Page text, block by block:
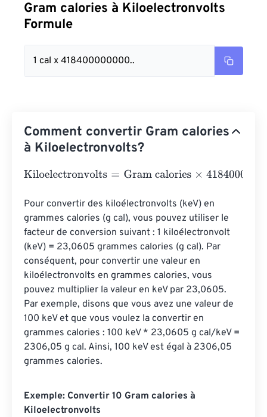
Gram calories à Kiloelectronvolts
Formule
1 cal x 418400000000..
Comment convertir Gram calories
à Kiloelectronvolts?
Kiloelectronvolts=Gram calories×
Pour convertir des kiloélectronvolts (keV) en
grammes calories (g cal), vous pouvez utiliser le
facteur de conversion suivant : 1 kiloélectronvolt
(keV) = 23,0605 grammes calories (g cal). Par
conséquent, pour convertir une valeur en
kiloélectronvolts en grammes calories, vous
pouvez multiplier la valeur en keV par 23,0605.
Par exemple, disons que vous avez une valeur de
100 keV et que vous voulez la convertir en
grammes calories : 100 keV * 23,0605 g cal/keV =
2306,05 g cal. Ainsi, 100 keV est égal à 2306,05
grammes calories.
Exemple: Convertir 10 Gram calories à
Kiloelectronvolts